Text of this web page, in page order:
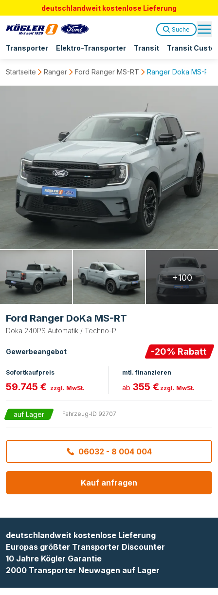
deutschlandweit kostenlose Lieferung
Transporter Elektro-Transporter Transit Transit
Suche
Startseite Ranger Ford Ranger MS-RT Ranger Doka MS-RT
+100
Ford Ranger DoKa MS-RT
Doka 240PS Automatik / Techno-P
Gewerbeangebot -20% Rabatt
Sofortkaufpreis
59.745 € zzgl. MwSt.
mtl. finanzieren
ab 355 € zzgl. MwSt.
auf Lager Fahrzeug-ID 92707
06032 - 8 004 004
Kauf anfragen
deutschlandweit kostenlose Lieferung
Europas größter Transporter Discounter
10 Jahre Kögler Garantie
2000 Transporter Neuwagen auf Lager